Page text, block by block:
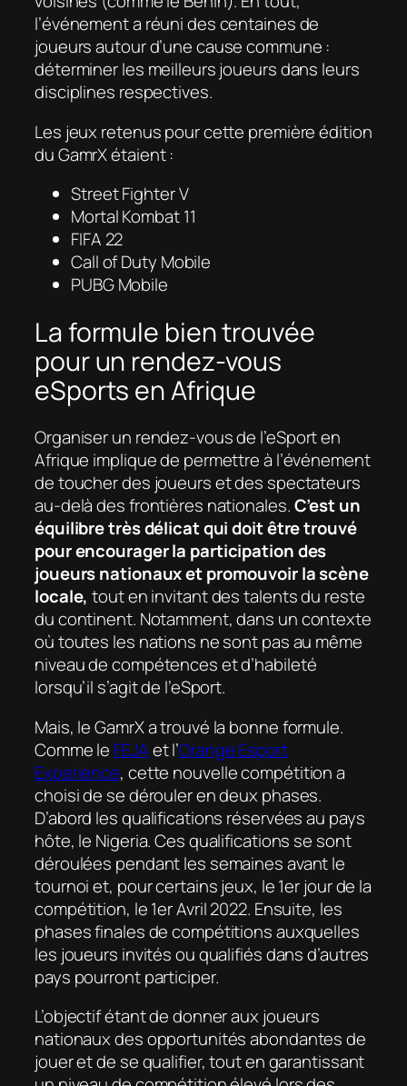
l’événement a réuni des centaines de
joueurs autour d’une cause commune :
déterminer les meilleurs joueurs dans leurs
disciplines respectives.
Les jeux retenus pour cette première édition
du GamrX étaient :
Street Fighter V
Mortal Kombat 11
FIFA 22
Call of Duty Mobile
PUBG Mobile
La formule bien trouvée
pour un rendez-vous
eSports en Afrique
Organiser un rendez-vous de l’eSport en
Afrique implique de permettre à l’événement
de toucher des joueurs et des spectateurs
au-delà des frontières nationales.C’est un
équilibre très délicat qui doit être trouvé
pour encourager la participation des
joueurs nationaux et promouvoir la scène
locale, tout en invitant des talents du reste
du continent. Notamment, dans un contexte
où toutes les nations ne sont pas au même
niveau de compétences et d’habileté
lorsqu’il s’agit de l’eSport.
Mais, le GamrX a trouvé la bonne formule.
Comme le FEJAet l’Orange Esport
Experience, cette nouvelle compétition a
choisi de se dérouler en deux phases.
D’abord les qualifications réservées au pays
hôte, le Nigeria. Ces qualifications se sont
déroulées pendant les semaines avant le
tournoi et, pour certains jeux, le 1er jour de la
compétition, le 1er Avril 2022. Ensuite, les
phases finales de compétitions auxquelles
les joueurs invités ou qualifiés dans d’autres
pays pourront participer.
L’objectif étant de donner aux joueurs
nationaux des opportunités abondantes de
jouer et de se qualifier, tout en garantissant